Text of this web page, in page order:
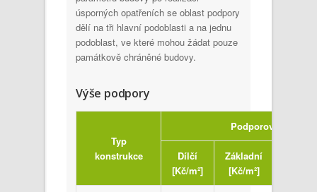
úsporných opatřeních se oblast podpory
dělí na tři hlavní podoblasti a na jednu
podoblast, ve které mohou žádat pouze
památkově chráněné budovy.
Výše podpory
Typ
konstrukce
Podporovaná
Dílčí
[Kč/m²]
Základní
[Kč/m²]